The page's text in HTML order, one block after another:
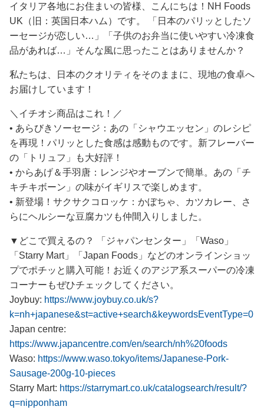
イタリア各地にお住まいの皆様、こんにちは！NH Foods
UK（旧：英国日本ハム）です。 「日本のパリッとしたソ
ーセージが恋しい…」「子供のお弁当に使いやすい冷凍食
品があれば…」そんな風に思ったことはありませんか？
私たちは、日本のクオリティをそのままに、現地の食卓へ
お届けしています！
＼イチオシ商品はこれ！／
• あらびきソーセージ：あの「シャウエッセン」のレシピ
を再現！パリッとした食感は感動ものです。新フレーバー
の「トリュフ」も大好評！
• からあげ＆手羽唐：レンジやオーブンで簡単。あの「チ
キチキボーン」の味がイギリスで楽しめます。
• 新登場！サクサクコロッケ：かぼちゃ、カツカレー、さ
らにヘルシーな豆腐カツも仲間入りしました。
▼どこで買えるの？ 「ジャパンセンター」「Waso」
「Starry Mart」「Japan Foods」などのオンラインショッ
プでポチッと購入可能！お近くのアジア系スーパーの冷凍
コーナーもぜひチェックしてください。
Joybuy: https://www.joybuy.co.uk/s?
k=nh+japanese&st=active+search&keywordsEventType=0
Japan centre:
https://www.japancentre.com/en/search/nh%20foods
Waso: https://www.waso.tokyo/items/Japanese-Pork-
Sausage-200g-10-pieces
Starry Mart: https://starrymart.co.uk/catalogsearch/result/?
q=nipponham